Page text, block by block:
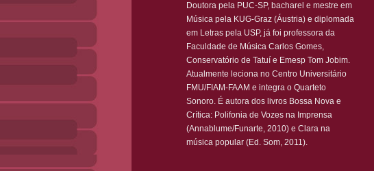
Doutora pela PUC-SP, bacharel e mestre em
Música pela KUG-Graz (Áustria) e diplomada
em Letras pela USP, já foi professora da
Faculdade de Música Carlos Gomes,
Conservatório de Tatuí e Emesp Tom Jobim.
Atualmente leciona no Centro Universitário
FMU/FIAM-FAAM e integra o Quarteto
Sonoro. É autora dos livros Bossa Nova e
Crítica: Polifonia de Vozes na Imprensa
(Annablume/Funarte, 2010) e Clara na
música popular (Ed. Som, 2011).